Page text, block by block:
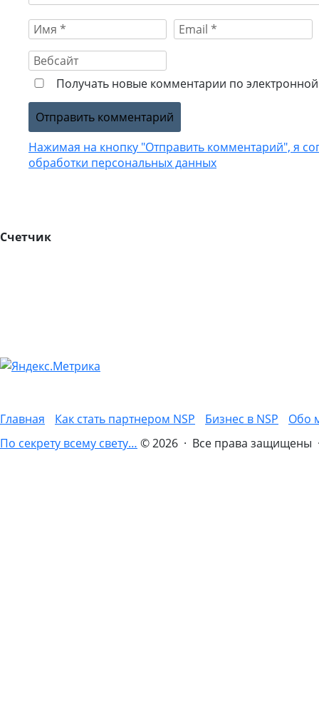
Получать новые комментарии по
Нажимая на кнопку "Отправить комментарий", я
обработки персональных данных
Счетчик
Главная Как стать партнером NSP Бизнес в NSP
Обо
По секрету всему свету… © 2026 · Все права защищены